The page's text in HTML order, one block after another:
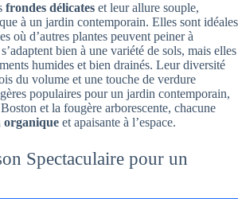
frondes délicates et leur allure souple,
à un jardin contemporain. Elles sont idéales
où d’autres plantes peuvent peiner à
bien à une variété de sols, mais elles
humides et bien drainés. Leur diversité
du volume et une touche de verdure
populaires pour un jardin contemporain,
et la fougère arborescente, chacune
organique et apaisante à l’espace.
Spectaculaire pour un